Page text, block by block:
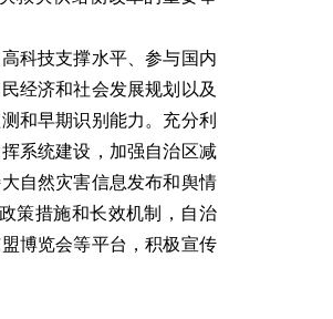
科技支撑水平、参与国内
经济和社会发展规划以及
和早期识别能力。充分利
系统建设，加强自治区减
自然灾害信息发布和舆情
策措施和长效机制，自治
博览会等平台，积极宣传